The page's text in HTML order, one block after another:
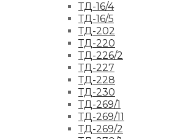
ТД-16/4
ТД-16/5
ТД-202
ТД-220
ТД-226/2
ТД-227
ТД-228
ТД-230
ТД-269/1
ТД-269/11
ТД-269/2